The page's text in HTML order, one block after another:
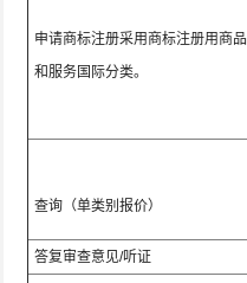
申请商标注册采用商标注册用商品
和服务国际分类。
查询（单类别报价）
答复审查意见/听证